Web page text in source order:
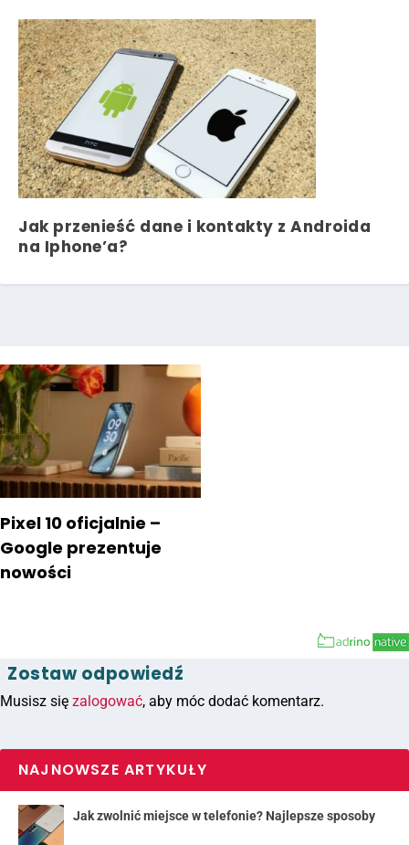
Jak przenieść dane i kontakty z Androida
na Iphone’a?
Pixel 10 oficjalnie –
Google prezentuje
nowości
Zostaw odpowiedź
Musisz się zalogować, aby móc dodać komentarz.
NAJNOWSZE ARTYKUŁY
Jak zwolnić miejsce w telefonie? Najlepsze sposoby